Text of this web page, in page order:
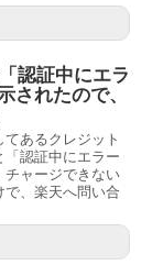
認証中にエラ
されたので、
あるクレジット
「認証中にエラー
チャージできない
、楽天へ問い合